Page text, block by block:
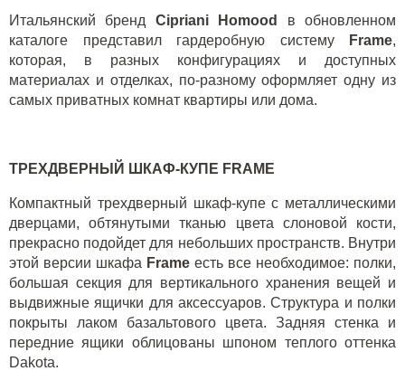
Итальянский бренд Cipriani Homood
в обновленном
каталоге представил гардеробную систему
Frame,
которая, в разных конфигурациях и доступных
материалах и отделках, по-разному оформляет одну из
самых приватных комнат квартиры или дома.
ТРЕХДВЕРНЫЙ ШКАФ-КУПЕ FRAME
Компактный трехдверный шкаф-купе с металлическими
дверцами, обтянутыми тканью цвета слоновой кости,
прекрасно подойдет для небольших пространств. Внутри
этой версии шкафа Frame есть все необходимое: полки,
большая секция для вертикального хранения вещей и
выдвижные ящички для аксессуаров. Структура и полки
покрыты лаком базальтового цвета. Задняя стенка и
передние ящики облицованы шпоном теплого оттенка
Dakota.